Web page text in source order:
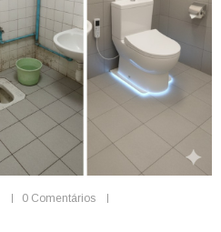
0 Comentários